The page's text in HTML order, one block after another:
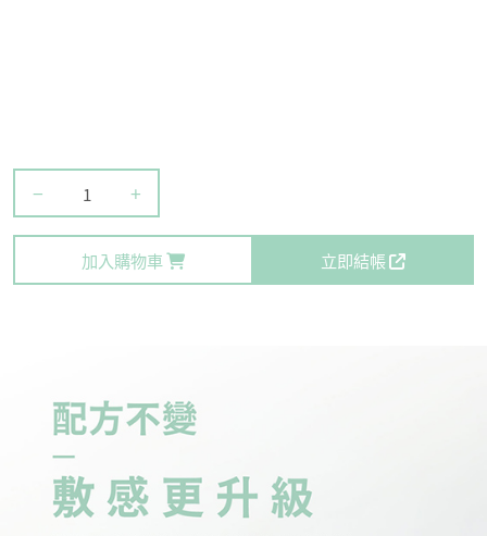
− +
加入購物車 立即結帳